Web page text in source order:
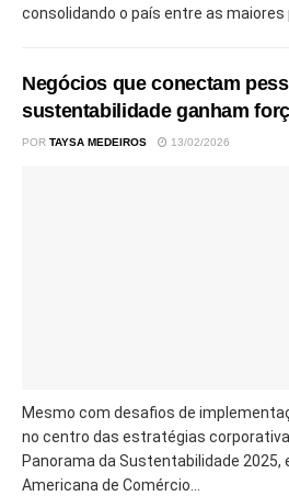
consolidando o país entre as maiores
Negócios que conectam
sustentabilidade ganham
POR TAYSA MEDEIROS 13/02/2026
Mesmo com desafios de
no centro das estratégias
Panorama da Sustentabilidade 2025,
Americana de Comércio...